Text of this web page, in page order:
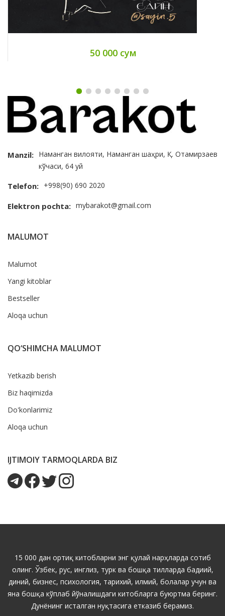
50 000 сум
Manzil: Наманган вилояти, Наманган шаҳри, Қ. Отамирзаев
кўчаси, 64 уй
Telefon: +998(90) 690 2020
Elektron pochta: mybarakot@gmail.com
MALUMOT
Malumot
Yangi kitoblar
Bestseller
Aloqa uchun
QO‘SHIMCHA MALUMOT
Yetkazib berish
Biz haqimizda
Do'konlarimiz
Aloqa uchun
IJTIMOIY TARMOQLARDA BIZ
15 000 дан ортиқ китобларни энг қулай нарҳларда сотиб
олинг. Ўзбек, рус, инглиз, турк ва бошқа тилларда бадиий,
диний, бизнес, психология, тарихий, илмий, болалар учун ва
яна бошқа кўплаб йўналишдаги китобларга буюртма беринг.
Дунёнинг исталган нуқтасига етказиб берамиз.